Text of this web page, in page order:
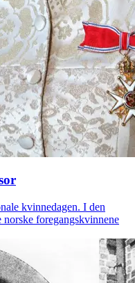
kvinnedagen. I den
foregangskvinnene